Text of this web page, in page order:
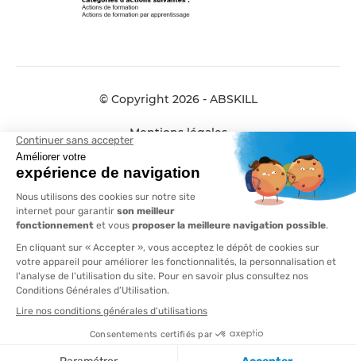
AFTRAL et ABSKILL fusionnent pour
vous offrir plus de proximité, plus de
© Copyright 2026 - ABSKILL
Mentions légales
Données personnelles
Conditions générales de vente
Plan de site
Compliance